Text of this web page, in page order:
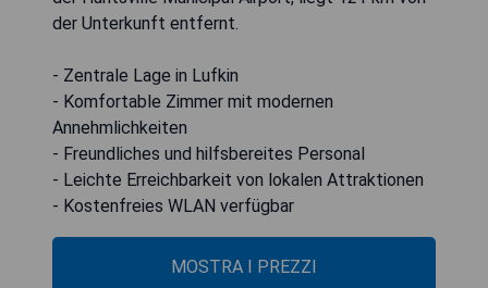
der Unterkunft entfernt.
- Zentrale Lage in Lufkin
- Komfortable Zimmer mit modernen
Annehmlichkeiten
- Freundliches und hilfsbereites Personal
- Leichte Erreichbarkeit von lokalen Attraktionen
- Kostenfreies WLAN verfügbar
MOSTRA I PREZZI